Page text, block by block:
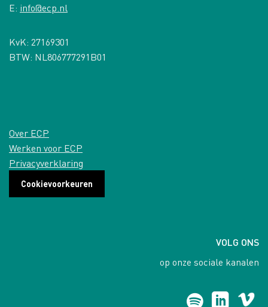
E: info@ecp.nl
KvK: 27169301
BTW: NL806777291B01
Over ECP
Werken voor ECP
Privacyverklaring
Cookievoorkeuren
VOLG ONS
op onze sociale kanalen